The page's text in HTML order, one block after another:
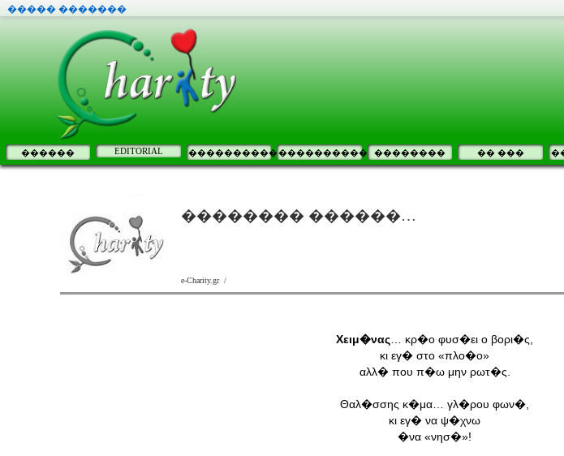
����� �������
������ EDITORIAL �������������������� �������� �� ���
�������� ������…
e-Charity.gr /
Χειμ�νας … κρ�ο φυσ�ει ο βορι�ς,
κι εγ� στο «πλο�ο»
αλλ� που π�ω μην ρωτ�ς.
Θαλ�σσης κ�μα… γλ�ρου φων�,
κι εγ� να ψ�χνω
�να «νησ�»!